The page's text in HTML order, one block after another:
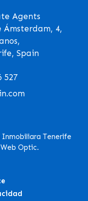
Agents
Ámsterdam, 4,
Spain
527
Inmobiliara Tenerife
Optic.